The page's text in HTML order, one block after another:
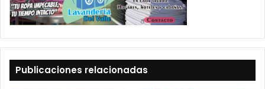
Publicaciones relacionadas